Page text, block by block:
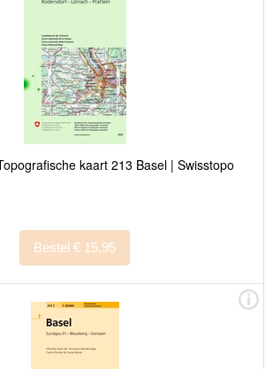
kaart 213 Basel | Swisstopo
Bestel € 15,95